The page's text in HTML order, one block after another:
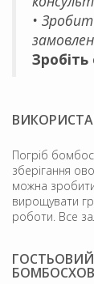
•
Погріб
зберігання
можна
вирощувати
роботи. Все